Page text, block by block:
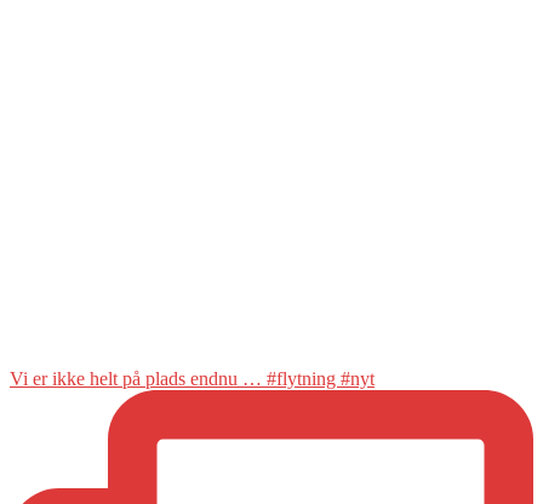
Vi er ikke helt på plads endnu … #flytning #nyt